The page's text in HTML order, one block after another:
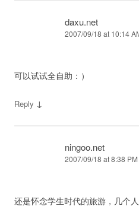
daxu.net
2007/09/18 at 10:14
可以试试全自助：）
Reply ↓
ningoo.net
2007/09/18 at 8:38 PM
还是怀念学生时代的旅游，几个